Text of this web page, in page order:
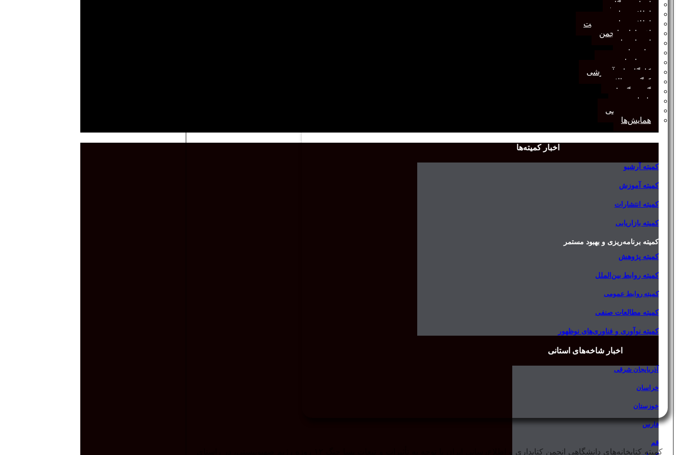
اخبار وب‌گاه
اطلاعیه‌ها
اطلاعیه‌های عضویت
افتخارات انجمن
انتصاب‌ها
بیانیه‌ها
رویدادهای مهم
کارگاه‌های آموزشی
کنگره سالانه
گفت‌وگوها
یادداشت
مجمع عمومی
همایش‌ها
اخبار کمیته‌ها
کمیته آرشیو
کمیته آموزش
کمیته انتشارات
کمیته بازاریابی
کمیته برنامه‌ریزی و بهبود مستمر
کمیته پژوهش
کمیته روابط بین‌الملل
کمیته روابط عمومی
کمیته مطالعات صنفی
کمیته نوآوری و فناوری‌های نوظهور
اخبار شاخه‌های استانی
آذربایجان شرقی
خراسان
خوزستان
فارس
قم